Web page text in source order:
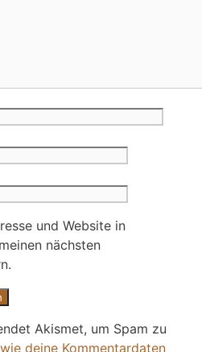
und Website in
nächsten
Akismet, um Spam zu
deine Kommentardaten